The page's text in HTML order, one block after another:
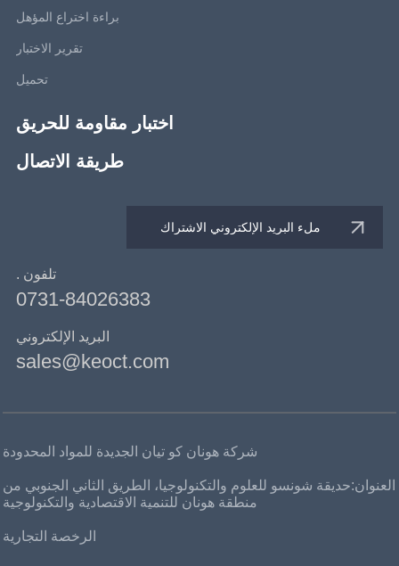
براءة اختراع المؤهل
تقرير الاختبار
تحميل
اختبار مقاومة للحريق
طريقة الاتصال
تلفون .
0731-84026383
البريد الإلكتروني
sales@keoct.com
شركة هونان كو تيان الجديدة للمواد المحدودة
العنوان:حديقة شونسو للعلوم والتكنولوجيا، الطريق الثاني الجنوبي من
منطقة هونان للتنمية الاقتصادية والتكنولوجية
الرخصة التجارية